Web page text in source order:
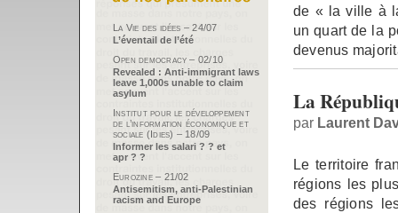
de « la ville à
un quart de la
devenus
La
par Laurent
Le territoire
régions les
des régions
La Vie des idées – 24/07
L’éventail de l’été
Open democracy – 02/10
Revealed : Anti-immigrant laws
leave 1,000s unable to claim
asylum
Institut pour le développement
de l’information économique et
sociale (Idies) – 18/09
Informer les salari ? ? et
apr ? ?
Eurozine – 21/02
Antisemitism, anti-Palestinian
racism and Europe